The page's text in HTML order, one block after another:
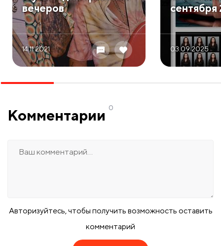
вечеров
14.11 2021
сентября
03.09 2025
Комментарии 0
Авторизуйтесь, чтобы получить возможность оставить
комментарий